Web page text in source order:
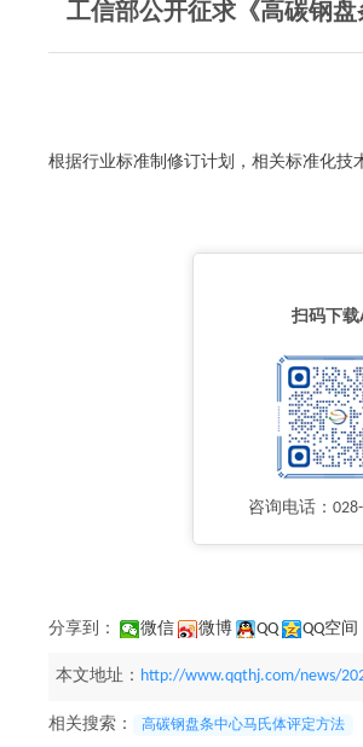
工信部公开征求《高碳钢
根据行业标准制修订计划，相关标准化
扫码下载
咨询电话：
分享到： 微信 微博 QQ QQ空间
本文地址： http://www.qqthj.com/news/
相关搜索： 高碳钢盘条中心马氏体评定方法